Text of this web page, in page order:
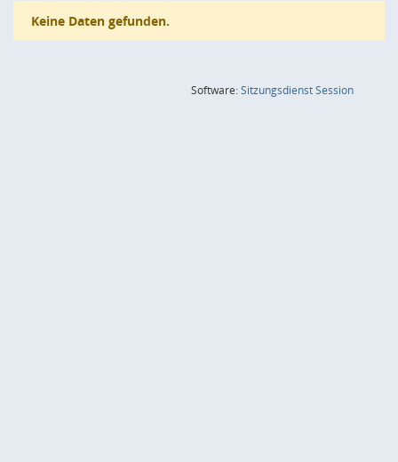
Keine Daten gefunden.
Software:SitzungsdienstSession(Wird in